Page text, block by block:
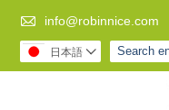
 info@robinnice.com
日本語 